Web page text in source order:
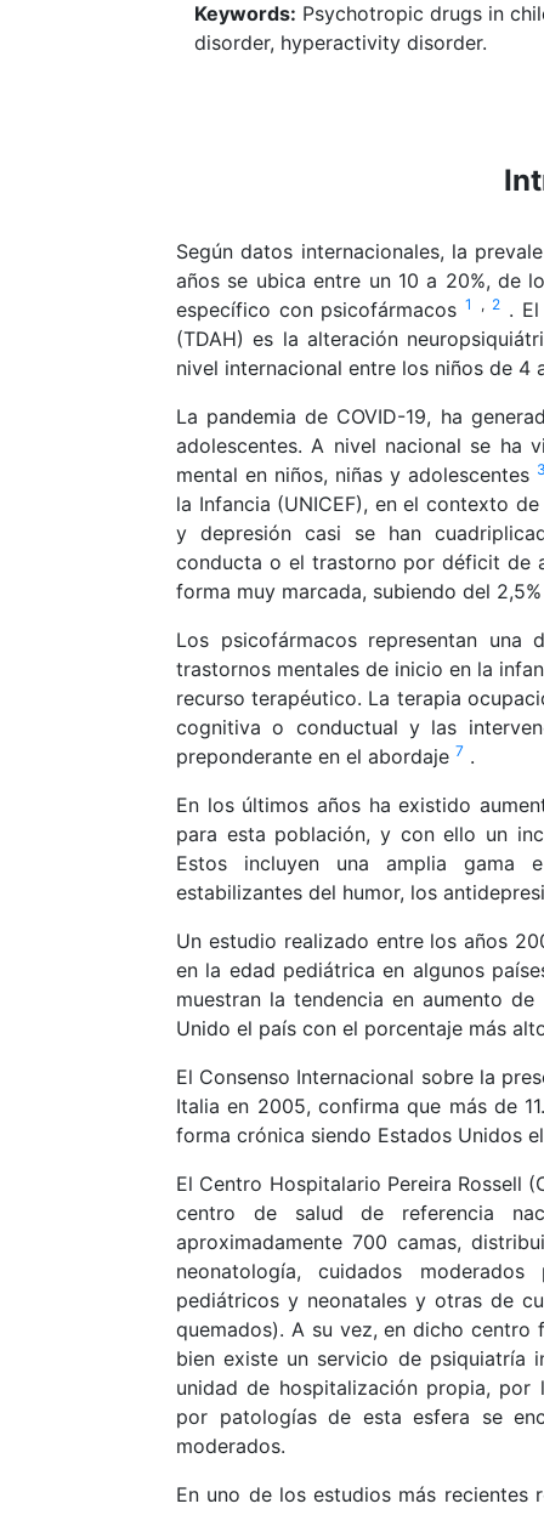
Keywords: Psychotropic drugs in
disorder, hyperactivity disorder.
Según datos internacionales, la
años se ubica entre un 10 a 20%, de
específico con psicofármacos 1 , 2 .
(TDAH) es la alteración
nivel internacional entre los niños de 4
La pandemia de COVID-19, ha
adolescentes. A nivel nacional se ha
mental en niños, niñas y adolescentes
la Infancia (UNICEF), en el contexto
y depresión casi se han
conducta o el trastorno por déficit de
forma muy marcada, subiendo del
Los psicofármacos representan
trastornos mentales de inicio en la
recurso terapéutico. La terapia
cognitiva o conductual y las
preponderante en el abordaje 7 .
En los últimos años ha existido
para esta población, y con ello un
Estos incluyen una amplia gama
estabilizantes del humor, los
Un estudio realizado entre los años
en la edad pediátrica en algunos
muestran la tendencia en aumento
Unido el país con el porcentaje más
El Consenso Internacional sobre la
Italia en 2005, confirma que más de
forma crónica siendo Estados Unidos
El Centro Hospitalario Pereira Rossell
centro de salud de referencia
aproximadamente 700 camas,
neonatología, cuidados
pediátricos y neonatales y otras de
quemados). A su vez, en dicho centro
bien existe un servicio de psiquiatría
unidad de hospitalización propia, por
por patologías de esta esfera se
moderados.
En uno de los estudios más